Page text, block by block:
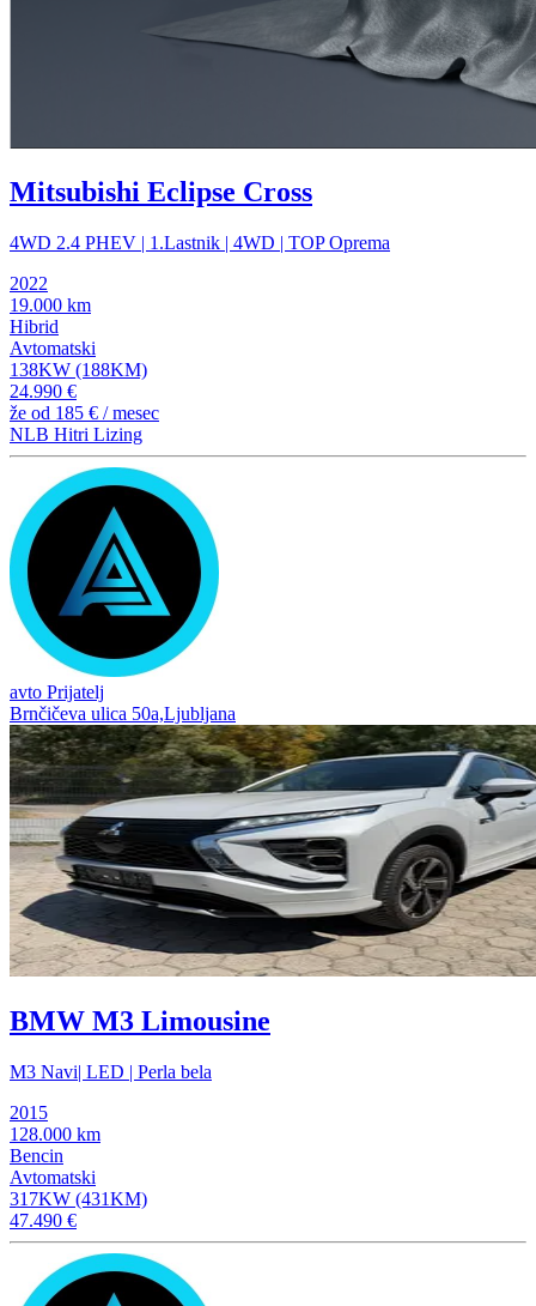
Mitsubishi Eclipse Cross
4WD 2.4 PHEV | 1.Lastnik | 4WD | TOP Oprema
2022
19.000 km
Hibrid
Avtomatski
138KW (188KM)
24.990 €
že od 185 € / mesec
NLB Hitri Lizing
avto Prijatelj
Brnčičeva ulica 50a,Ljubljana
BMW M3 Limousine
M3 Navi| LED | Perla bela
2015
128.000 km
Bencin
Avtomatski
317KW (431KM)
47.490 €